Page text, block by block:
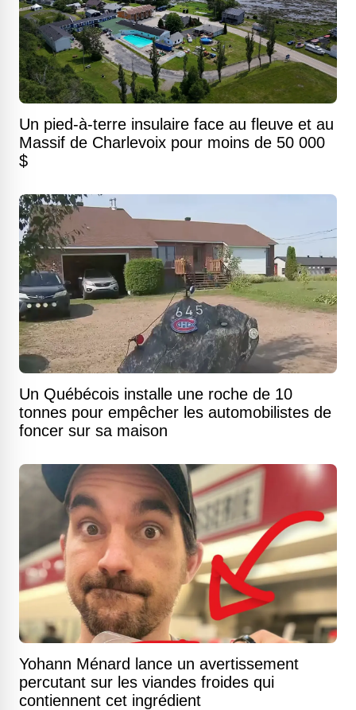
Un pied-à-terre insulaire face au fleuve et au
Massif de Charlevoix pour moins de 50 000
$
Un Québécois installe une roche de 10
tonnes pour empêcher les automobilistes de
foncer sur sa maison
Yohann Ménard lance un avertissement
percutant sur les viandes froides qui
contiennent cet ingrédient